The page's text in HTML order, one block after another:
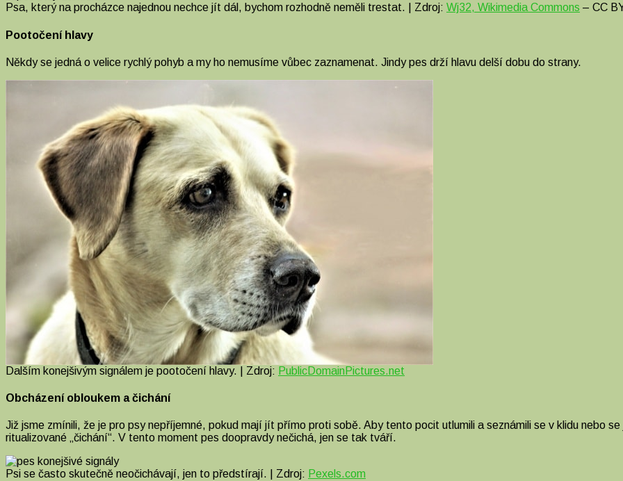
Psa, který na procházce najednou nechce jít dál, bychom rozhodně neměli trestat. | Zdroj: Wj32, Wikimedia Commons – CC
Pootočení hlavy
Někdy se jedná o velice rychlý pohyb a my ho nemusíme vůbec zaznamenat. Jindy pes drží hlavu delší dobu do strany.
Dalším konejšivým signálem je pootočení hlavy. | Zdroj: PublicDomainPictures.net
Obcházení obloukem a čichání
Již jsme zmínili, že je pro psy nepříjemné, pokud mají jít přímo proti sobě. Aby tento pocit utlumili a seznámili se v klidu nebo
ritualizované „čichání“. V tento moment pes doopravdy nečichá, jen se tak tváří.
Psi se často skutečně neočichávají, jen to předstírají. | Zdroj: Pexels.com